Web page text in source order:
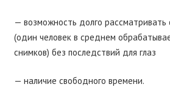
— возможность долго рассматривать
(один человек в среднем
снимков) без последствий для глаз
— наличие свободного времени.